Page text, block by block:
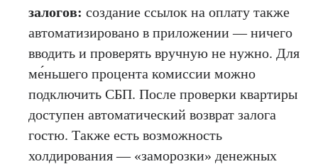
залогов: создание ссылок на оплату также
автоматизировано в приложении — ничего
вводить и проверять вручную не нужно. Для
ме́ньшего процента комиссии можно
подключить СБП. После проверки квартиры
доступен автоматический возврат залога
гостю. Также есть возможность
холдирования — «заморозки» денежных